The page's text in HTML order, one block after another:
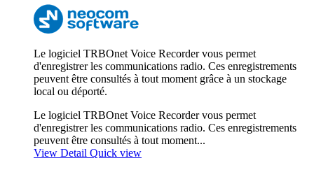
Le logiciel TRBOnet Voice Recorder vous permet
d'enregistrer les communications radio. Ces enregistrements
peuvent être consultés à tout moment grâce à un stockage
local ou déporté.
Le logiciel TRBOnet Voice Recorder vous permet
d'enregistrer les communications radio. Ces enregistrements
peuvent être consultés à tout moment...
View Detail Quick view